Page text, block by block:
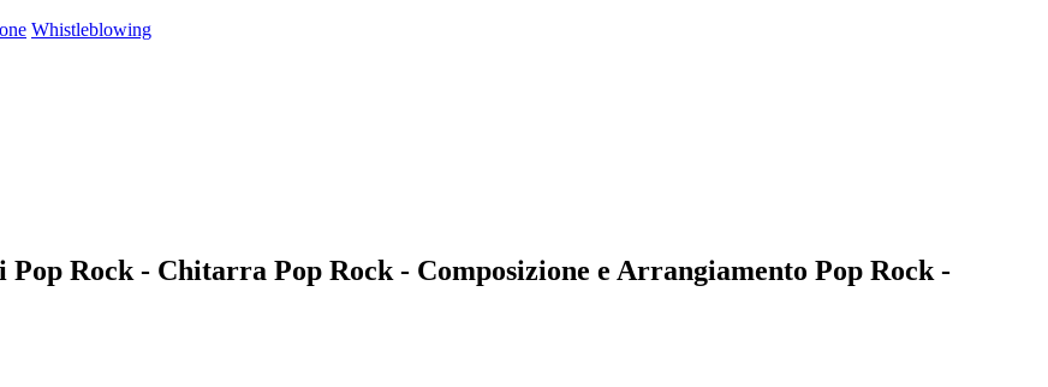
Whistleblowing
Rock - Chitarra Pop Rock - Composizione e Arrangiamento Pop Rock -